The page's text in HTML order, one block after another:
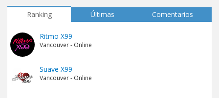
Ranking Últimas Comentarios
Ritmo X99
Vancouver - Online
Suave X99
Vancouver - Online